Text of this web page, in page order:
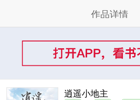
作品详情
逍遥小地主